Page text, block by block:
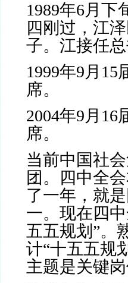
1989年6月下
四刚过，江
子。江接任总
1999年9月 15
席。
2004年9月 16
席。
当前中国社
团。四中全
了一年，就
一。现在四
五五规划”。
计“十五五规
主题是关键